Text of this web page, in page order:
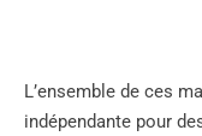
L’ensemble de ces
indépendante pour